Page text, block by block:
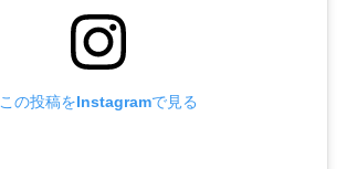
この投稿をInstagramで見る